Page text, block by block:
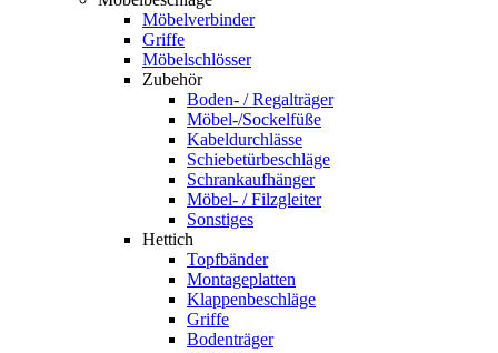
Möbelverbinder
Griffe
Möbelschlösser
Zubehör
Boden- / Regalträger
Möbel-/Sockelfüße
Kabeldurchlässe
Schiebetürbeschläge
Schrankaufhänger
Möbel- / Filzgleiter
Sonstiges
Hettich
Topfbänder
Montageplatten
Klappenbeschläge
Griffe
Bodenträger